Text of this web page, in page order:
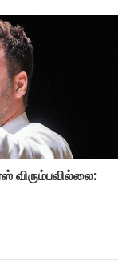
விரும்பவில்லை: